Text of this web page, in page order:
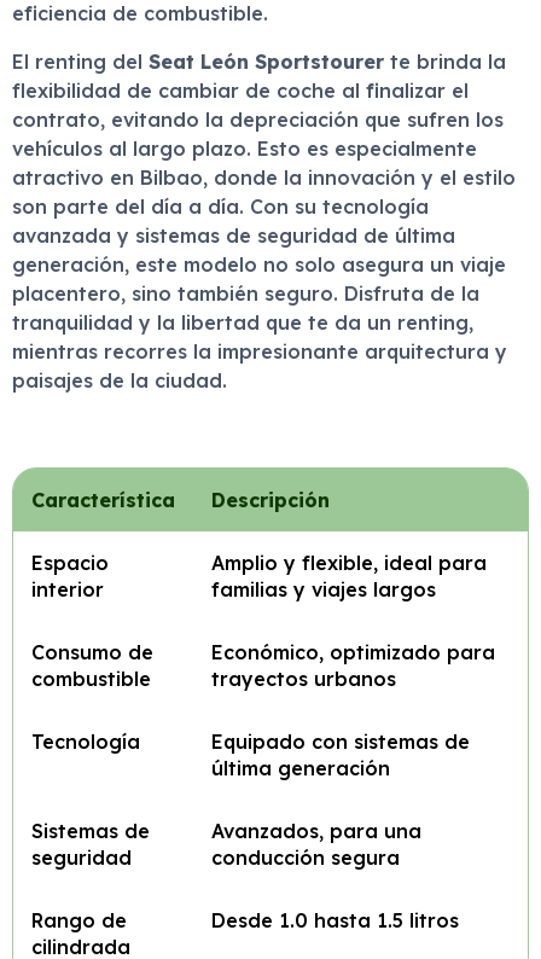
eficiencia de combustible.
El renting del Seat León Sportstourer te brinda la
flexibilidad de cambiar de coche al finalizar el
contrato, evitando la depreciación que sufren los
vehículos al largo plazo. Esto es especialmente
atractivo en Bilbao, donde la innovación y el estilo
son parte del día a día. Con su tecnología
avanzada y sistemas de seguridad de última
generación, este modelo no solo asegura un viaje
placentero, sino también seguro. Disfruta de la
tranquilidad y la libertad que te da un renting,
mientras recorres la impresionante arquitectura y
paisajes de la ciudad.
Característica Descripción
Espacio
interior
Amplio y flexible, ideal para
familias y viajes largos
Consumo de
combustible
Económico, optimizado para
trayectos urbanos
Tecnología
Equipado con sistemas de
última generación
Sistemas de
seguridad
Avanzados, para una
conducción segura
Rango de
cilindrada
Desde 1.0 hasta 1.5 litros